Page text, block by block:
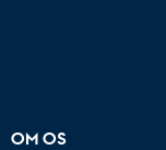
OM OS